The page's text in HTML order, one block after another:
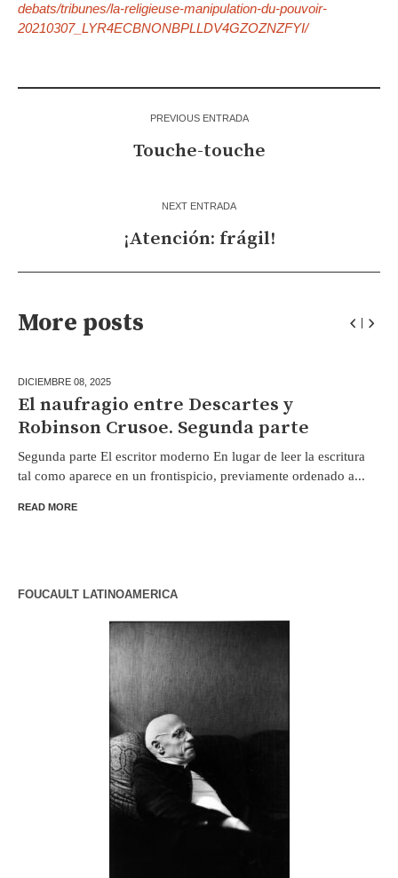
debats/tribunes/la-religieuse-manipulation-du-pouvoir-
20210307_LYR4ECBNONBPLLDV4GZOZNZFYI/
PREVIOUS ENTRADA
Touche-touche
NEXT ENTRADA
¡Atención: frágil!
More posts
DICIEMBRE 08, 2025
El naufragio entre Descartes y
Robinson Crusoe. Segunda parte
Segunda parte El escritor moderno En lugar de leer la escritura
tal como aparece en un frontispicio, previamente ordenado a...
READ MORE
FOUCAULT LATINOAMERICA